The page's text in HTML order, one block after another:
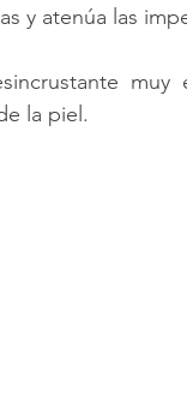
y atenúa las
muy
la piel.